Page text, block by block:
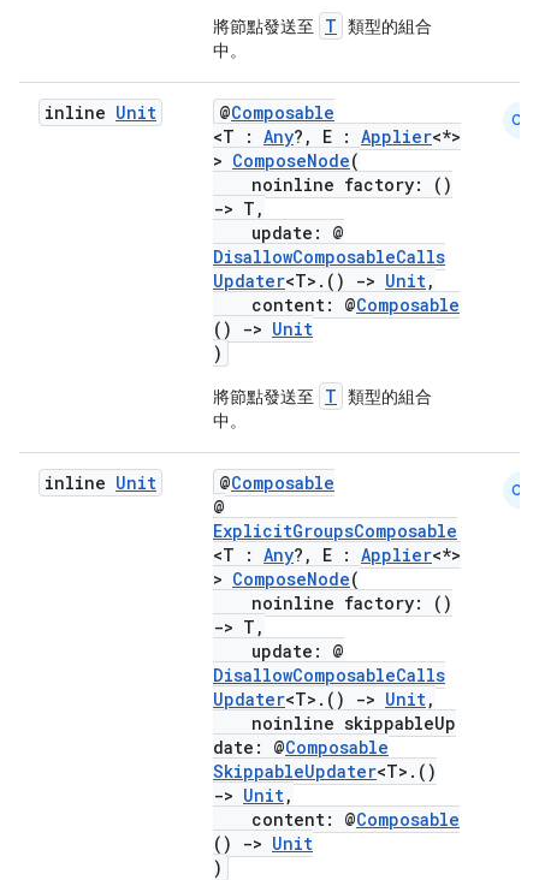
將節點發送至 T 類型的組合
中。
inline Unit @Composable
<T : Any?, E : Applier<*>
> ComposeNode(
noinline factory: ()
-> T,
update: @
DisallowComposableCalls
Updater<T>.() -> Unit,
content: @Composable
()
-> Unit
)
將節點發送至 T 類型的組合
中。
CM
inline Unit @Composable
@
ExplicitGroupsComposable
<T : Any?, E : Applier<*>
> ComposeNode(
noinline factory: ()
-> T,
update: @
DisallowComposableCalls
Updater<T>.() -> Unit,
noinline skippableUp
date: @Composable
SkippableUpdater<T>.()
-> Unit,
content: @Composable
()
-> Unit
)
CM